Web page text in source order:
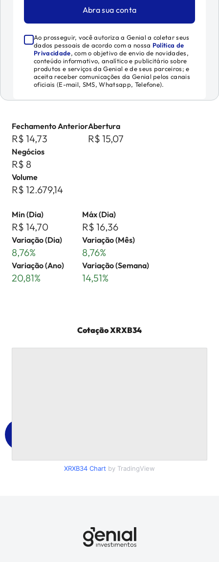
Abra sua conta
Ao prosseguir, você autoriza a Genial a coletar seus
dados pessoais de acordo com a nossa Política de
Privacidade, com o objetivo de envio de novidades,
conteúdo informativo, analítico e publicitário sobre
produtos e serviços da Genial e de seus parceiros; e
aceita receber comunicações da Genial pelos canais
oficiais (E-mail, SMS, Whatsapp, Telefone).
Fechamento Anterior
R$ 14,73
Abertura
R$ 15,07
Negócios
R$ 8
Volume
R$ 12.679,14
Min (Dia)
R$ 14,70
Máx (Dia)
R$ 16,36
Variação (Dia)
8,76%
Variação (Mês)
8,76%
Variação (Ano)
20,81%
Variação (Semana)
14,51%
CotaçãoXRXB34
XRXB34 Chart by TradingView